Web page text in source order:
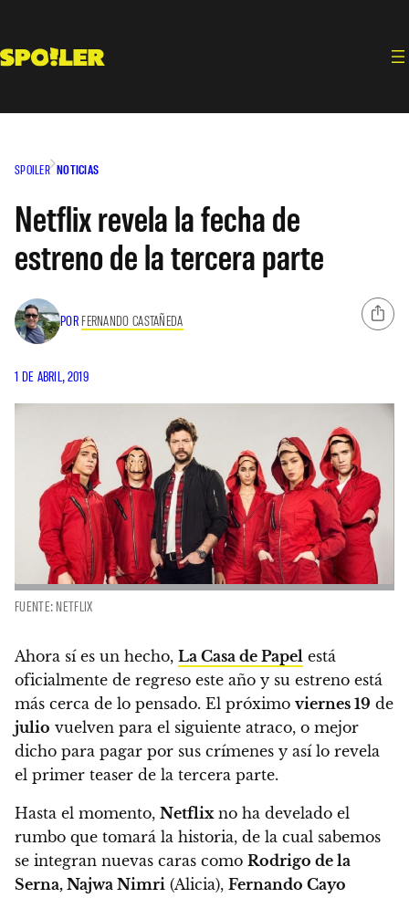
contenido
SPOILER NOTICIAS
Netflix revela la fecha de
estreno de la tercera parte
POR FERNANDO CASTAÑEDA
1 DE ABRIL, 2019
FUENTE: NETFLIX
Ahora sí es un hecho, La Casa de Papel está
oficialmente de regreso este año y su estreno está
más cerca de lo pensado. El próximo viernes 19 de
julio vuelven para el siguiente atraco, o mejor
dicho para pagar por sus crímenes y así lo revela
el primer teaser de la tercera parte.
Hasta el momento, Netflixno ha develado el
rumbo que tomará la historia, de la cual sabemos
se integran nuevas caras como Rodrigo de la
Serna, Najwa Nimri (Alicia), Fernando Cayo